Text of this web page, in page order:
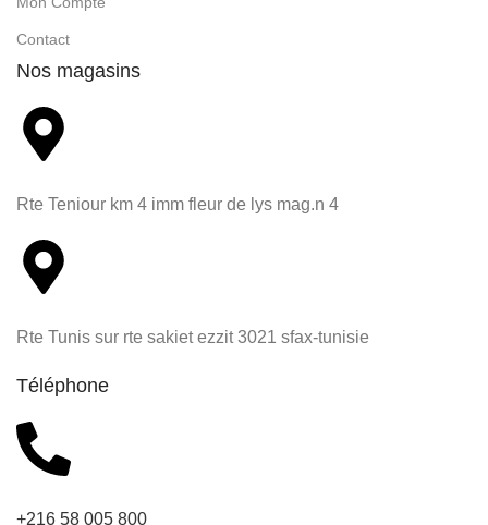
Contact
Nos magasins
Rte Teniour km 4 imm fleur de lys mag.n 4
Rte Tunis sur rte sakiet ezzit 3021 sfax-tunisie
Téléphone
+216 58 005 800